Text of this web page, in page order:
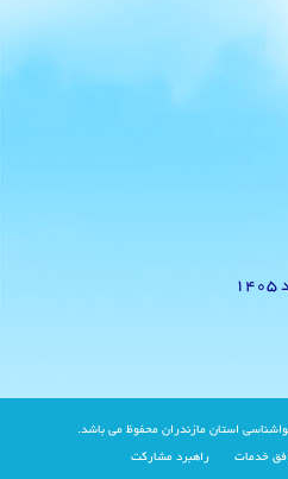
استان مازندران محفوظ می باشد.
خدمات
راهبرد مشارکت